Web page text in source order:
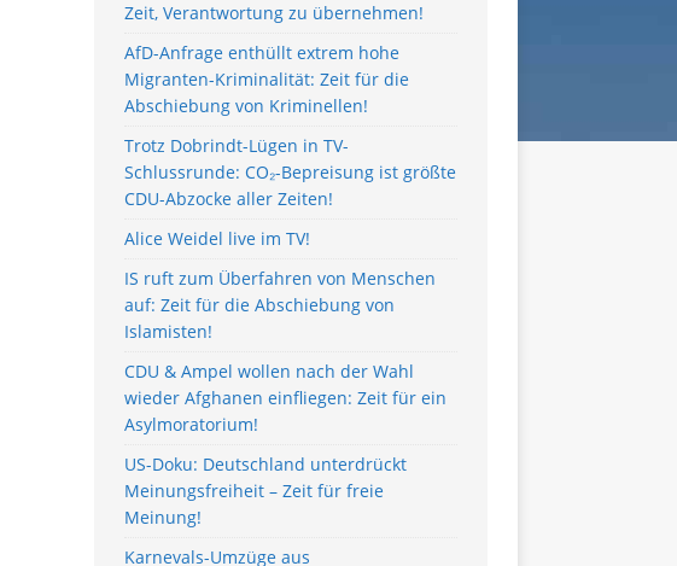
Zeit, Verantwortung zu übernehmen!
AfD-Anfrage enthüllt extrem hohe
Migranten-Kriminalität: Zeit für die
Abschiebung von Kriminellen!
Trotz Dobrindt-Lügen in TV-
Schlussrunde: CO₂-Bepreisung ist größte
CDU-Abzocke aller Zeiten!
Alice Weidel live im TV!
IS ruft zum Überfahren von Menschen
auf: Zeit für die Abschiebung von
Islamisten!
CDU & Ampel wollen nach der Wahl
wieder Afghanen einfliegen: Zeit für ein
Asylmoratorium!
US-Doku: Deutschland unterdrückt
Meinungsfreiheit – Zeit für freie
Meinung!
Karnevals-Umzüge aus